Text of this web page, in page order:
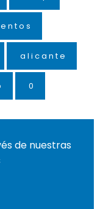
alicante
0
de nuestras